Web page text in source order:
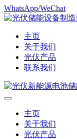
WhatsApp/WeChat
主页
关于我们
光伏产品
联系我们
主页
关于我们
光伏产品